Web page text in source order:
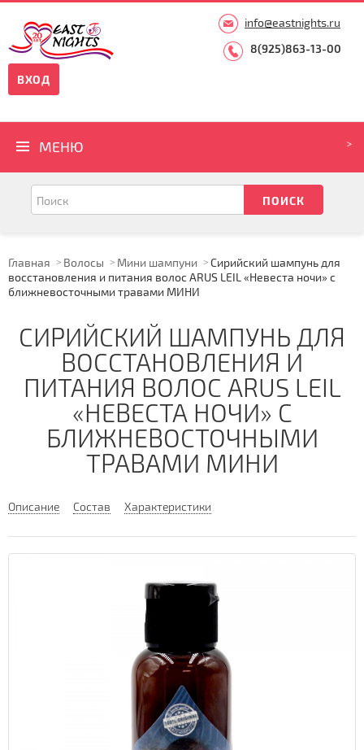
info@eastnights.ru
8(925)863-13-00
ВХОД
МЕНЮ
Главная Волосы Мини шампуни
Сирийский шампунь для
восстановления и питания волос ARUS LEIL «Невеста ночи» с
ближневосточными травами МИНИ
СИРИЙСКИЙ ШАМПУНЬ ДЛЯ
ВОССТАНОВЛЕНИЯ И
ПИТАНИЯ ВОЛОС ARUS LEIL
«НЕВЕСТА НОЧИ» С
БЛИЖНЕВОСТОЧНЫМИ
ТРАВАМИ МИНИ
Описание Состав Характеристики